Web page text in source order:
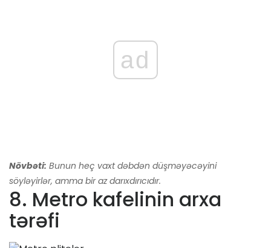
ad
Növbəti: Bunun heç vaxt dəbdən düşməyəcəyini
söyləyirlər, amma bir az darıxdırıcıdır.
8. Metro kafelinin arxa
tərəfi